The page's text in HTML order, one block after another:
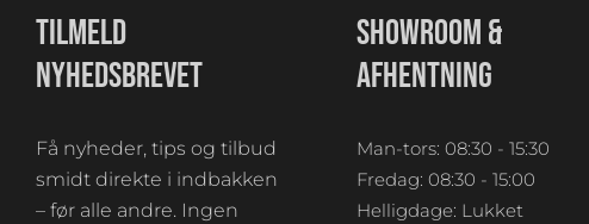
TILMELD
NYHEDSBREVET
Få nyheder, tips og tilbud
smidt direkte i indbakken
– før alle andre. Ingen
SHOWROOM &
AFHENTNING
Man-tors: 08:30 - 15:30
Fredag: 08:30 - 15:00
Helligdage: Lukket